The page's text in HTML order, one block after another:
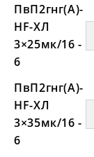
ПвП2гнг(А)-
HF-ХЛ
3×25мк/16 -
6
ПвП2гнг(А)-
HF-ХЛ
3×35мк/16 -
6